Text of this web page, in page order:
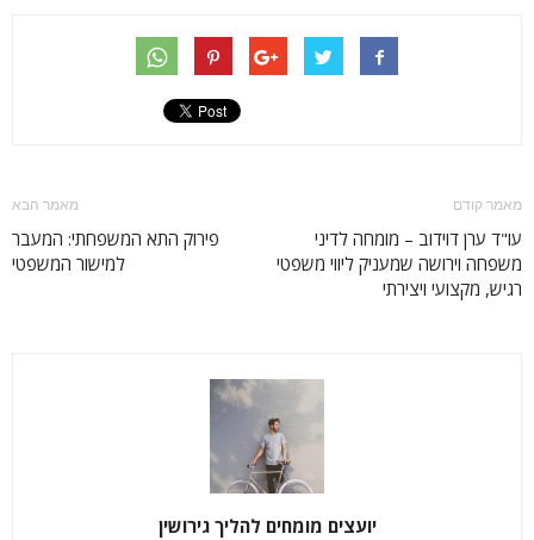
מאמר קודם
עו"ד ערן דוידוב – מומחה לדיני
משפחה וירושה שמעניק ליווי משפטי
רגיש, מקצועי ויצירתי
מאמר הבא
פירוק התא המשפחתי: המעבר
למישור המשפטי
יועצים מומחים להליך גירושין